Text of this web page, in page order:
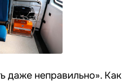
даже неправильно». Как